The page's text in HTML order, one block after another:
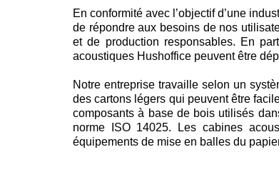
En conformité avec l’objectif d’une
de répondre aux besoins de nos
et de production responsables. En
acoustiques Hushoffice peuvent être
Notre entreprise travaille selon un
des cartons légers qui peuvent être
composants à base de bois utilisés
norme ISO 14025. Les cabines
équipements de mise en balles du